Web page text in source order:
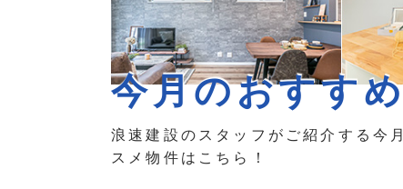
今月のおすす
浪速建設のスタッフがご紹介する今
スメ物件はこちら！